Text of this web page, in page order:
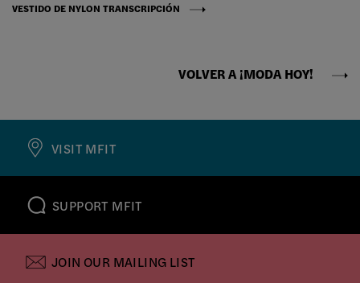
VESTIDO DE NYLON TRANSCRIPCIÓN
VOLVER A ¡MODA HOY!
VISIT MFIT
SUPPORT MFIT
JOIN OUR MAILING LIST